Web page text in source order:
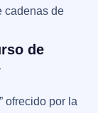
cadenas de
de
ofrecido por la